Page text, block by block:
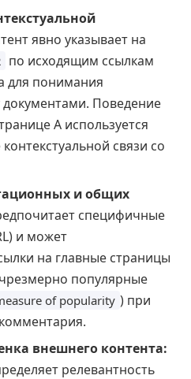
явно указывает на
по исходящим ссылкам
для понимания
Поведение
А используется
связи со
и общих
специфичные
и может
на главные страницы
популярные
of popularity ) при
внешнего контента:
релевантность